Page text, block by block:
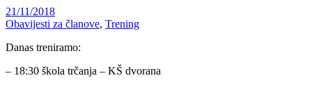
21/11/2018
Obavijesti za članove, Trening
Danas treniramo:
– 18:30 škola trčanja – KŠ dvorana